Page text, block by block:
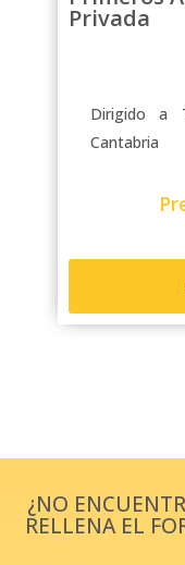
Privada
Dirigido a
Cantabria
¿NO
RELLENA EL